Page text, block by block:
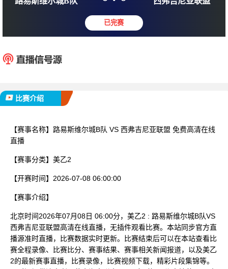
2026-07-08 06:00:00
0 : 0
比赛介绍
【赛事名称】 路易斯维尔城B队 VS 西弗吉尼亚联盟 免费高清在线
直播
【赛事分类】 美乙2
【开赛时间】 2026-07-08 06:00:00
【赛事介绍】
北京时间2026年07月08日 06:00分，美乙2 : 路易斯维尔城B队VS
西弗吉尼亚联盟高清在线直播，无插件观看比赛。本站同步官方直
播源准时直播，比赛数据实时更新。比赛结束后可以在本站查看比
赛全程录像、比赛比分、赛事结果、赛事相关新闻报道，以及美乙
2的最新赛事直播，比赛录像，比赛视频下载，精彩片段集锦等。